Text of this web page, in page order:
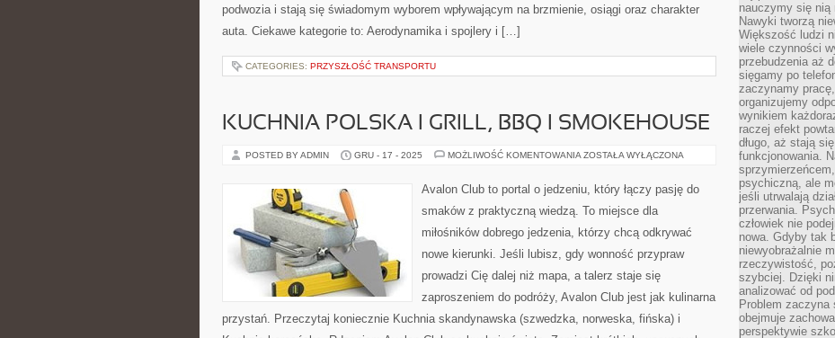
podwozia i stają się świadomym wyborem wpływającym na brzmienie, osiągi oraz charakter
auta. Ciekawe kategorie to: Aerodynamika i spojlery i […]
CATEGORIES: PRZYSZŁOŚĆ TRANSPORTU
KUCHNIA POLSKA I GRILL, BBQ I SMOKEHOUSE
POSTED BY ADMIN GRU - 17 - 2025 MOŻLIWOŚĆ KOMENTOWANIA KUCHNIA
GRILL,
BBQ
SMOKEHOUSE
ZOSTAŁA WYŁĄCZONA
Avalon Club to portal o jedzeniu, który łączy pasję do
smaków z praktyczną wiedzą. To miejsce dla
miłośników dobrego jedzenia, którzy chcą odkrywać
nowe kierunki. Jeśli lubisz, gdy wonność przypraw
prowadzi Cię dalej niż mapa, a talerz staje się
zaproszeniem do podróży, Avalon Club jest jak kulinarna
przystań. Przeczytaj koniecznie Kuchnia skandynawska (szwedzka, norweska, fińska) i
nauczymy się nią
Nawyki tworzą
Większość ludzi
wiele czynności
przebudzenia aż
sięgamy po
zaczynamy
organizujemy
wynikiem
raczej efekt
długo, aż stają
funkcjonowania.
psychiczną, ale
jeśli utrwalają
przerwania.
człowiek nie
nowa. Gdyby tak
niewyobrażalnie
rzeczywistość,
szybciej. Dzięki
analizować od
Problem zaczyna
obejmuje
perspektywie